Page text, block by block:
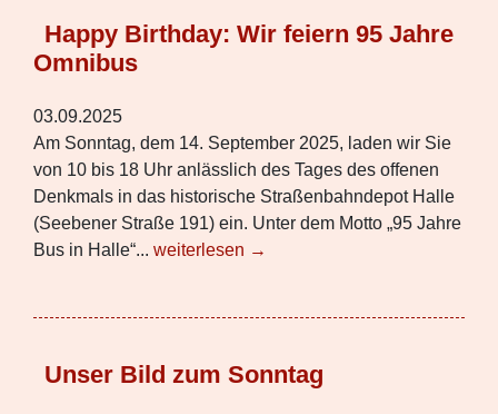
Happy Birthday: Wir feiern 95 Jahre
Omnibus
03.09.2025
Am Sonntag, dem 14. September 2025, laden wir Sie
von 10 bis 18 Uhr anlässlich des Tages des offenen
Denkmals in das historische Straßenbahndepot Halle
(Seebener Straße 191) ein. Unter dem Motto „95 Jahre
Bus in Halle“... weiterlesen →
Unser Bild zum Sonntag